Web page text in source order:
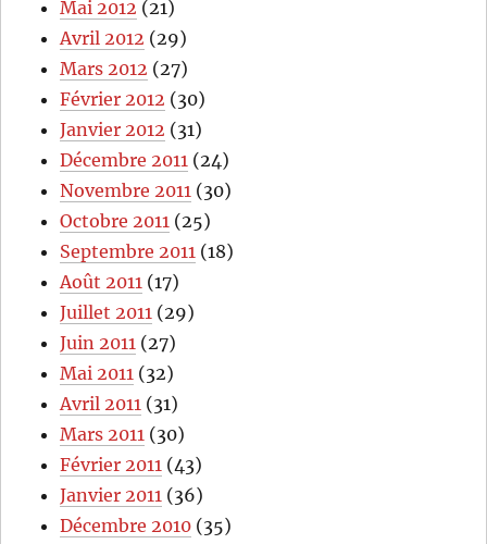
Mai 2012 (21)
Avril 2012 (29)
Mars 2012 (27)
Février 2012 (30)
Janvier 2012 (31)
Décembre 2011 (24)
Novembre 2011 (30)
Octobre 2011 (25)
Septembre 2011 (18)
Août 2011 (17)
Juillet 2011 (29)
Juin 2011 (27)
Mai 2011 (32)
Avril 2011 (31)
Mars 2011 (30)
Février 2011 (43)
Janvier 2011 (36)
Décembre 2010 (35)